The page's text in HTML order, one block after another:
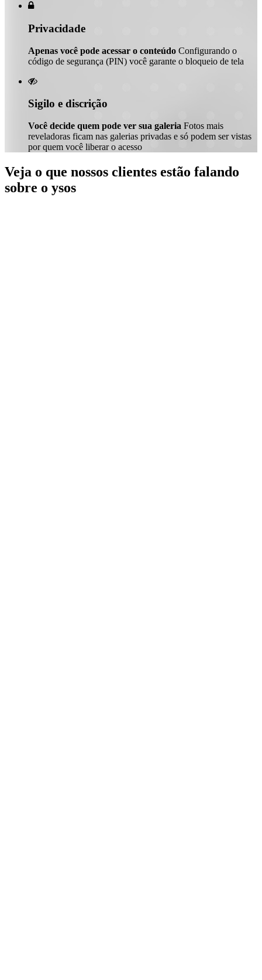

Privacidade
Apenas você pode acessar o conteúdo Configurando o
código de segurança (PIN) você garante o bloqueio de tela

Sigilo e discrição
Você decide quem pode ver sua galeria Fotos mais
reveladoras ficam nas galerias privadas e só podem ser vistas
por quem você liberar o acesso
Veja o que nossos clientes estão falando
sobre o ysos